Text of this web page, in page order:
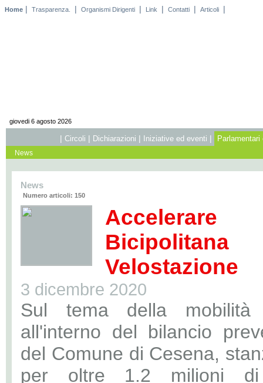
Home | Trasparenza. | Organismi Dirigenti | Link | Contatti | Articoli |
giovedi 6 agosto 2026
| Circoli | Dichiarazioni | Iniziative ed eventi |
News
News
Numero articoli: 150
Velostazione
3 dicembre 2020
Sul tema della mobilità
all'interno del bilancio
del Comune di Cesena,
per oltre 1.2 milioni